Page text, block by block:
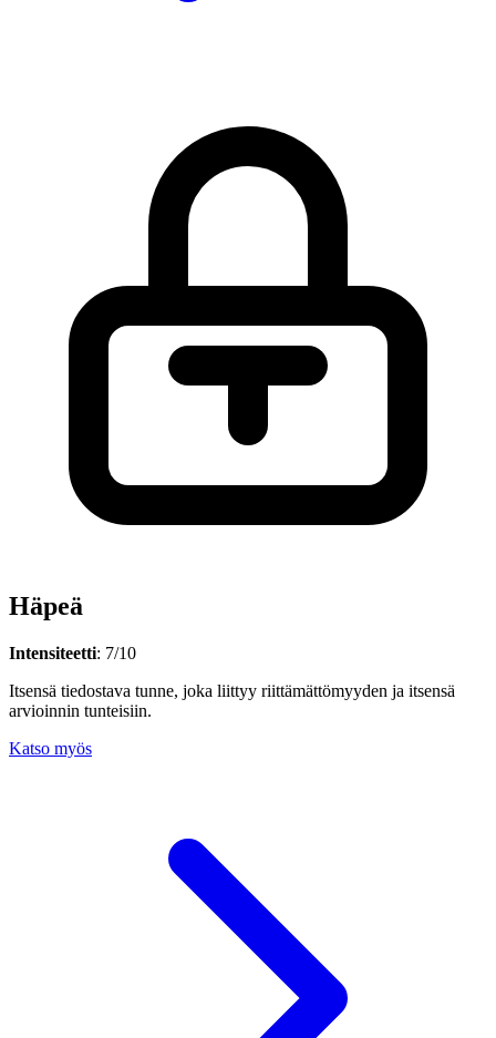
Häpeä
Intensiteetti: 7/10
Itsensä tiedostava tunne, joka liittyy riittämättömyyden ja itsensä
arvioinnin tunteisiin.
Katso myös